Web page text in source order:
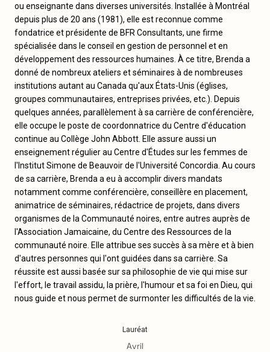
ou enseignante dans diverses universités. Installée à Montréal
depuis plus de 20 ans (1981), elle est reconnue comme
fondatrice et présidente de BFR Consultants, une firme
spécialisée dans le conseil en gestion de personnel et en
développement des ressources humaines. À ce titre, Brenda a
donné de nombreux ateliers et séminaires à de nombreuses
institutions autant au Canada qu'aux États-Unis (églises,
groupes communautaires, entreprises privées, etc.). Depuis
quelques années, parallèlement à sa carrière de conférencière,
elle occupe le poste de coordonnatrice du Centre d'éducation
continue au Collège John Abbott. Elle assure aussi un
enseignement régulier au Centre d'Études sur les femmes de
l'Institut Simone de Beauvoir de l'Université Concordia. Au cours
de sa carrière, Brenda a eu à accomplir divers mandats
notamment comme conférencière, conseillère en placement,
animatrice de séminaires, rédactrice de projets, dans divers
organismes de la Communauté noires, entre autres auprès de
l'Association Jamaicaine, du Centre des Ressources de la
communauté noire. Elle attribue ses succès à sa mère et à bien
d'autres personnes qui l'ont guidées dans sa carrière. Sa
réussite est aussi basée sur sa philosophie de vie qui mise sur
l'effort, le travail assidu, la prière, l'humour et sa foi en Dieu, qui
nous guide et nous permet de surmonter les difficultés de la vie.
Lauréat
Avril